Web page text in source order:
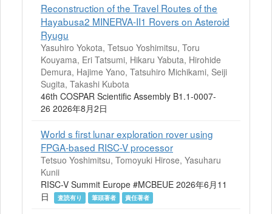
Reconstruction of the Travel Routes of the
Hayabusa2 MINERVA-II1 Rovers on Asteroid
Ryugu
Yasuhiro Yokota, Tetsuo Yoshimitsu, Toru
Kouyama, Eri Tatsumi, Hikaru Yabuta, Hirohide
Demura, Hajime Yano, Tatsuhiro Michikami, Seiji
Sugita, Takashi Kubota
46th COSPAR Scientific Assembly B1.1-0007-
26 2026年8月2日
World s first lunar exploration rover using
FPGA-based RISC-V processor
Tetsuo Yoshimitsu, Tomoyuki Hirose, Yasuharu
Kunii
RISC-V Summit Europe #MCBEUE 2026年6月11
日
査読有り 筆頭著者 責任著者